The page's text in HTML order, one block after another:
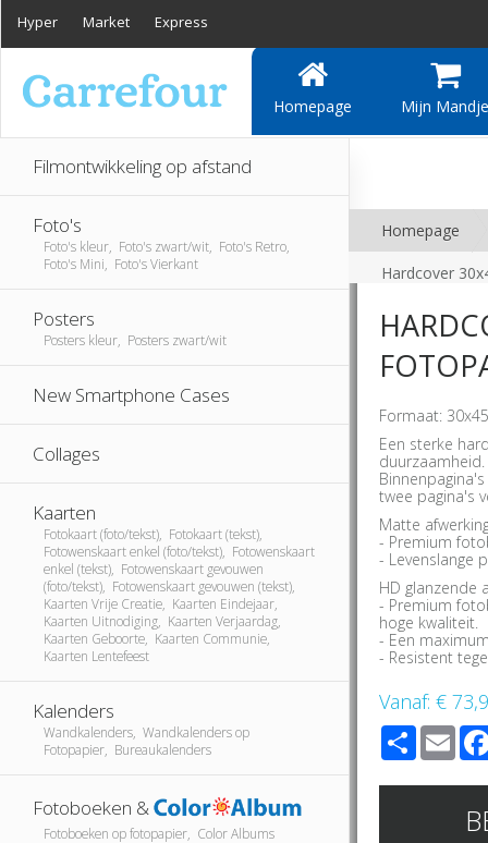
Hyper Market Express
Homepage Mijn Mandje
Filmontwikkeling op afstand
Foto's
Foto's kleur, Foto's zwart/wit, Foto's Retro,
Foto's Mini, Foto's Vierkant
Posters
Posters kleur, Posters zwart/wit
New Smartphone Cases
Collages
Kaarten
Fotokaart (foto/tekst), Fotokaart (tekst),
Fotowenskaart enkel (foto/tekst), Fotowenskaart
enkel (tekst), Fotowenskaart gevouwen
(foto/tekst), Fotowenskaart gevouwen (tekst),
Kaarten Vrije Creatie, Kaarten Eindejaar,
Kaarten Uitnodiging, Kaarten Verjaardag,
Kaarten Geboorte, Kaarten Communie,
Kaarten Lentefeest
Kalenders
Wandkalenders, Wandkalenders op
Fotopapier, Bureaukalenders
Fotoboeken &
Fotoboeken op fotopapier, Color Albums
Homepage
Hardcover
Formaat:
Een sterke
duurzaamheid.
twee pagina's
Matte
- Premium
- Levenslange
HD glanzende
- Premium
hoge kwaliteit.
- Een
- Resistent
Vanaf:€
Share